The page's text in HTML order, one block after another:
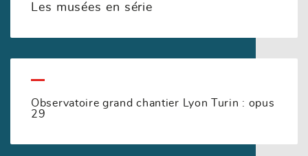
Les musées en série
Observatoire grand chantier Lyon Turin : opus
29